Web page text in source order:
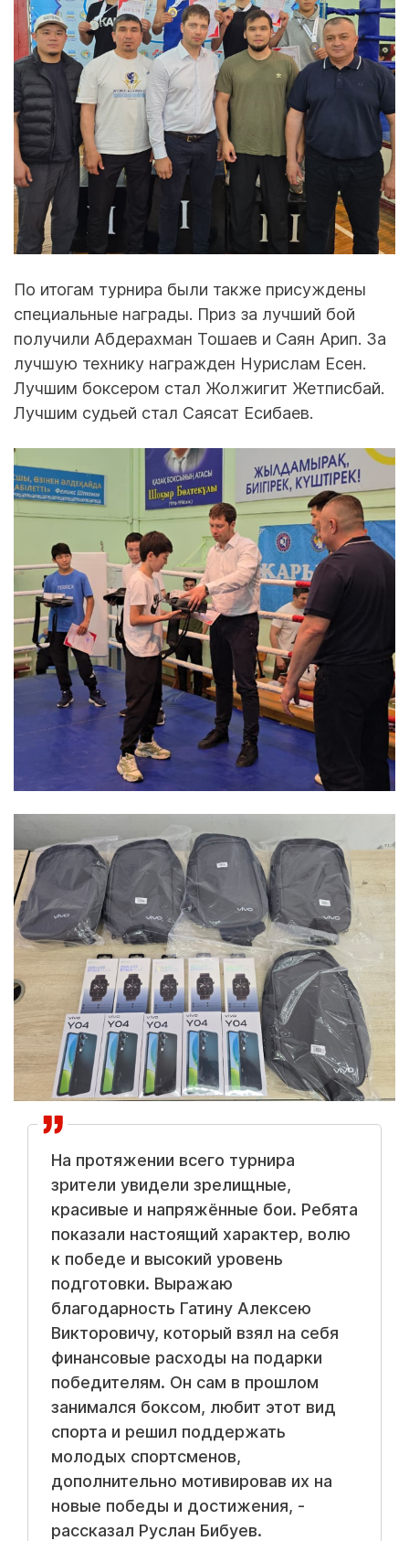
По итогам турнира были также присуждены
специальные награды. Приз за лучший бой
получили Абдерахман Тошаев и Саян Арип. За
лучшую технику награжден Нурислам Есен.
Лучшим боксером стал Жолжигит Жетписбай.
Лучшим судьей стал Саясат Есибаев.
На протяжении всего турнира
зрители увидели зрелищные,
красивые и напряжённые бои. Ребята
показали настоящий характер, волю
к победе и высокий уровень
подготовки. Выражаю
благодарность Гатину Алексею
Викторовичу, который взял на себя
финансовые расходы на подарки
победителям. Он сам в прошлом
занимался боксом, любит этот вид
спорта и решил поддержать
молодых спортсменов,
дополнительно мотивировав их на
новые победы и достижения, -
рассказал Руслан Бибуев.